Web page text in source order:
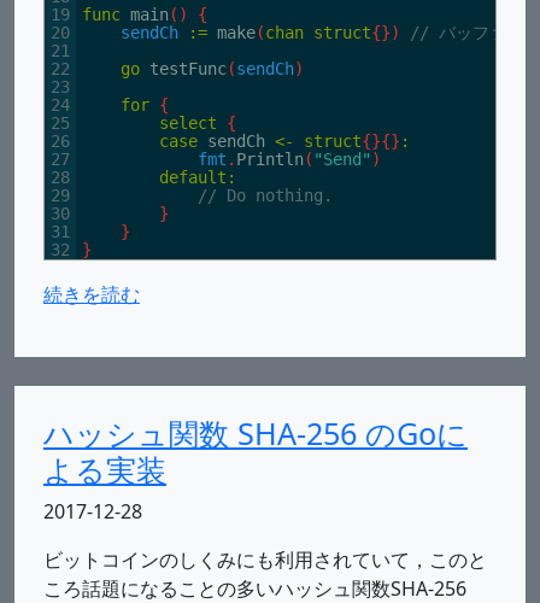
19
20
21
22
23
24
25
26
27
28
29
30
31
32
func main( )
{
sendCh
:= make(chan struct{})
// バッファなし
go testFunc(sendCh)
for {
select
{
case sendCh <- struct{}{} :
fmt . Println( "Send" )
default :
// Do nothing.
}
}
}
続きを読む
ハッシュ関数 SHA-256 のGoに
よる実装
2017-12-28
ビットコインのしくみにも利用されていて，このと
ころ話題になることの多いハッシュ関数SHA-256